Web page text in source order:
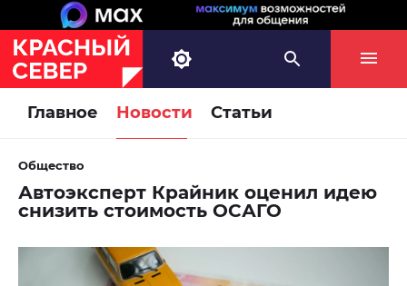
Главное Новости Статьи
Общество
Автоэксперт Крайник оценил идею
снизить стоимость ОСАГО